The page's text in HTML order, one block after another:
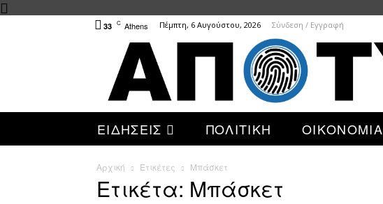
33 C Athens Πέμπτη, 6 Αυγούστου, 2026 Σύνδεση / Εγγραφή
ΕΙΔΗΣΕΙΣ ΠΟΛΙΤΙΚΗ ΟΙΚΟΝΟΜΙΑ
Αρχική Ετικέτες Μπάσκετ
Ετικέτα: Μπάσκετ